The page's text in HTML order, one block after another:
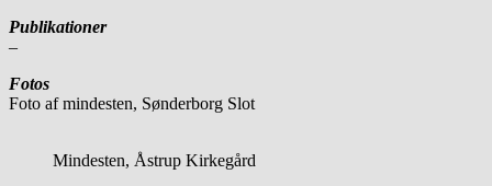
Publikationer
–
Fotos
Foto af mindesten, Sønderborg Slot
Mindesten, Åstrup Kirkegård